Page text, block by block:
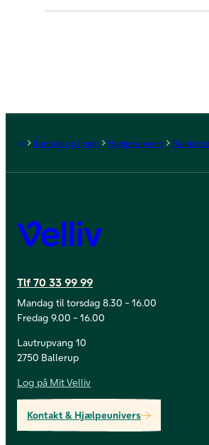
Forside
Kontakt og hjælp Hjælpeunivers
Velliv
Tlf 70 33 99 99
Mandag til torsdag 8.30 - 16.00
Fredag 9.00 - 16.00
Lautrupvang 10
2750 Ballerup
Log på Mit Velliv
Kontakt & Hjælpeunivers